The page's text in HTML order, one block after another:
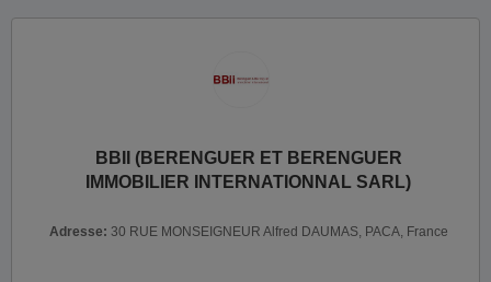
BBII (BERENGUER ET BERENGUER
IMMOBILIER INTERNATIONNAL SARL)
Adresse: 30 RUE MONSEIGNEUR Alfred DAUMAS, PACA, France